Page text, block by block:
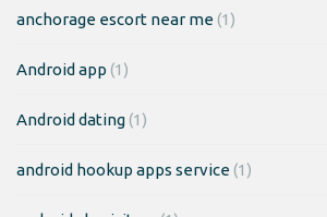
anchorage escort near me(1)
Android app (1)
Android dating(1)
android hookup apps service(1)